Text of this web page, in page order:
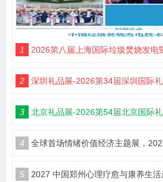
1 2026第八届上海国际垃圾焚烧发电
2 深圳礼品展-2026第34届深圳国际
3 北京礼品展-2026第54届北京国际礼品
4 全球首场情绪价值经济主题展，2027郑
5 2027 中国郑州心理疗愈与康养生